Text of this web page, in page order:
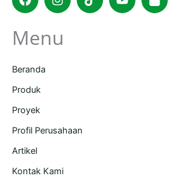
bag
Menu
Beranda
Produk
Proyek
Profil Perusahaan
Artikel
Kontak Kami